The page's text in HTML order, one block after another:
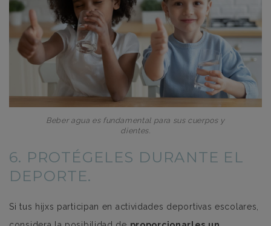
Beber agua es fundamental para sus cuerpos y
dientes.
6. PROTÉGELES DURANTE EL
DEPORTE.
Si tus hijxs participan en actividades deportivas escolares,